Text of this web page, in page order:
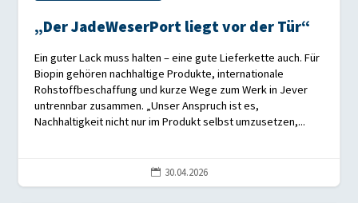
„Der JadeWeserPort liegt vor der Tür“
Ein guter Lack muss halten – eine gute Lieferkette auch. Für
Biopin gehören nachhaltige Produkte, internationale
Rohstoffbeschaffung und kurze Wege zum Werk in Jever
untrennbar zusammen. „Unser Anspruch ist es,
Nachhaltigkeit nicht nur im Produkt selbst umzusetzen,...
 30.04.2026